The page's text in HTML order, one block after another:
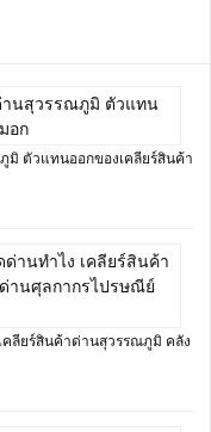
ตัวแทนออกของเคลียร์สินค้า
คลียร์สินค้าด่านสุวรรณภูมิ คลัง